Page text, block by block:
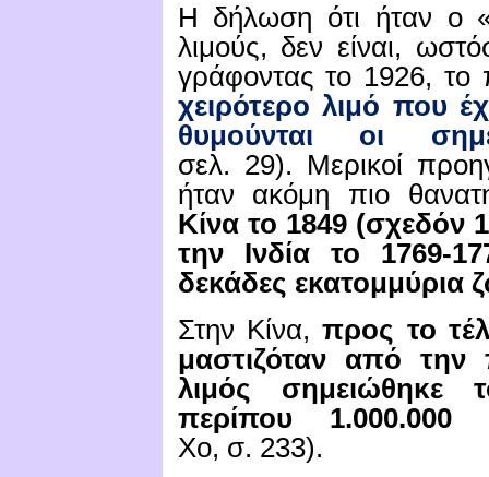
Η δήλωση ότι ήταν ο
λιμούς, δεν είναι,
γράφοντας το 1926,
χειρότερο λιμό που
θυμούνται οι
σελ. 29). Μερικοί
ήταν ακόμη πιο
Κίνα το 1849 (σχεδόν
την Ινδία το 1769-
δεκάδες εκατομμύρια
Στην Κίνα,προς το
μαστιζόταν από
λιμός σημειώθηκε
περίπου 1.000.000
Χο, σ. 233).